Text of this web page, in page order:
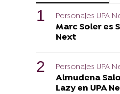
Personajes UPA
Marc Soler es
Next
Personajes UPA
Almudena
Lazy en UPA